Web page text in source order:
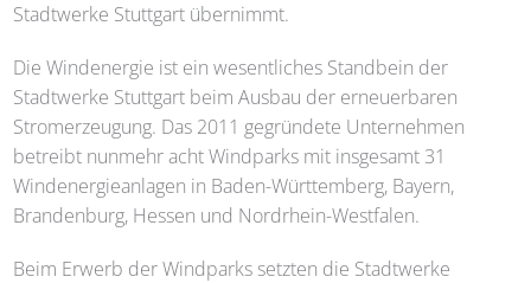
Stadtwerke Stuttgart übernimmt.
Die Windenergie ist ein wesentliches Standbein der
Stadtwerke Stuttgart beim Ausbau der erneuerbaren
Stromerzeugung. Das 2011 gegründete Unternehmen
betreibt nunmehr acht Windparks mit insgesamt 31
Windenergieanlagen in Baden-Württemberg, Bayern,
Brandenburg, Hessen und Nordrhein-Westfalen.
Beim Erwerb der Windparks setzten die Stadtwerke